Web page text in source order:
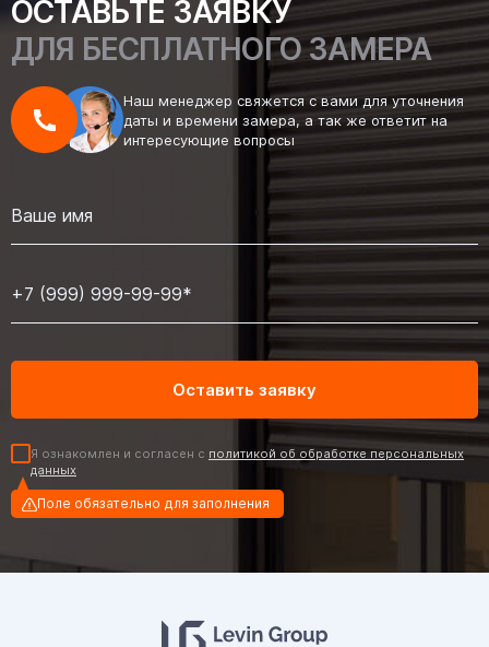
ОСТАВЬТЕ ЗАЯВКУ
ДЛЯ БЕСПЛАТНОГО ЗАМЕРА
Наш менеджер свяжется с вами для уточнения
даты и времени замера, а так же ответит на
интересующие вопросы
Я ознакомлен и согласен с политикой об обработке персональных
данных
Поле обязательно для заполнения